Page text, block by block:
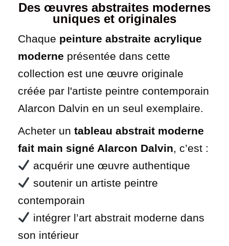
Des œuvres abstraites modernes
uniques et originales
Chaque peinture abstraite acrylique
moderne présentée dans cette
collection est une œuvre originale
créée par l'artiste peintre contemporain
Alarcon Dalvin en un seul exemplaire.
Acheter un tableau abstrait moderne
fait main signé Alarcon Dalvin, c’est :
acquérir une œuvre authentique
soutenir un artiste peintre
contemporain
intégrer l’art abstrait moderne dans
son intérieur